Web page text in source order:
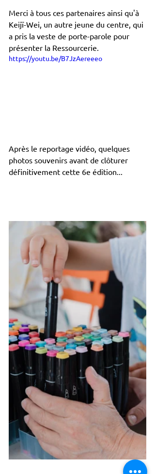
Merci à tous ces partenaires ainsi qu'à
Keijï-Wei, un autre jeune du centre, qui
a pris la veste de porte-parole pour
présenter la Ressourcerie.
https://youtu.be/B7JzAereeeo
Après le reportage vidéo, quelques
photos souvenirs avant de clôturer
définitivement cette 6e édition...